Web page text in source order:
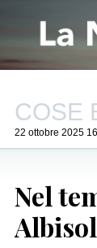
COSE
22 ottobre 2025
Nel